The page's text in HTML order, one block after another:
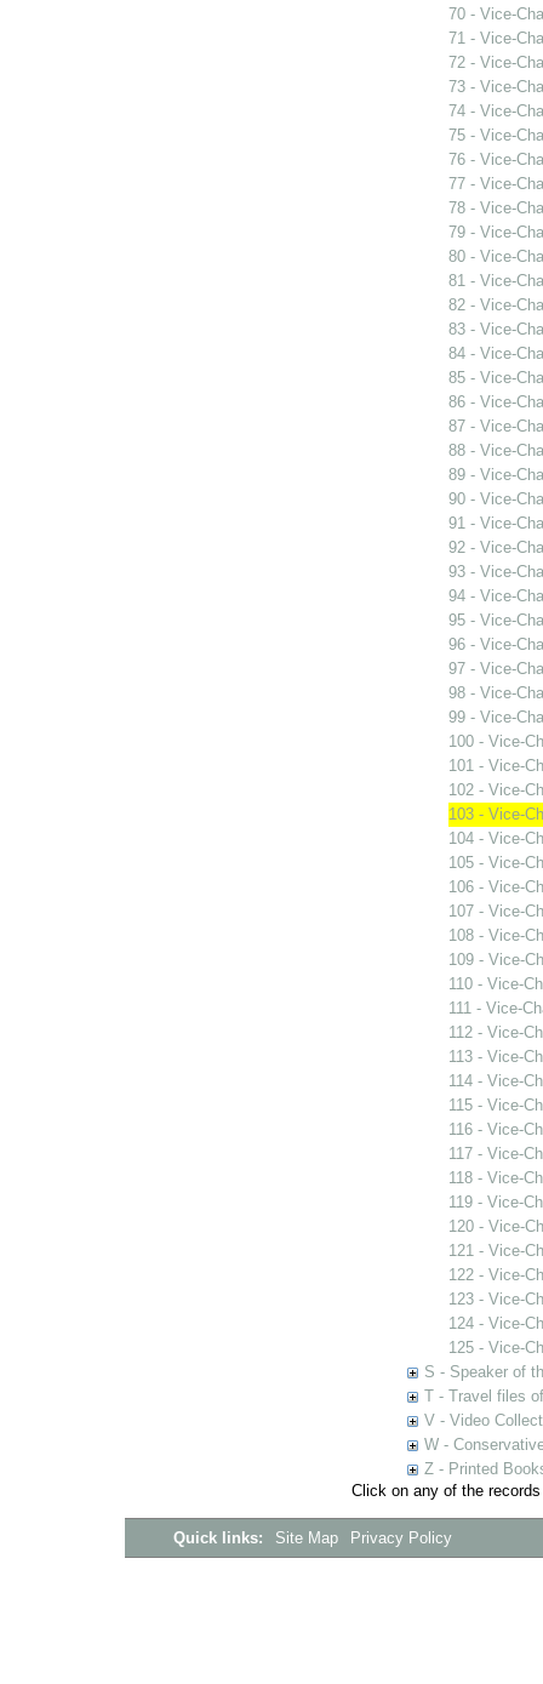
70 - Vice-
71 - Vice-
72 - Vice-
73 - Vice-
74 - Vice-
75 - Vice-
76 - Vice-
77 - Vice-
78 - Vice-
79 - Vice-
80 - Vice-
81 - Vice-
82 - Vice-
83 - Vice-
84 - Vice-
85 - Vice-
86 - Vice-
87 - Vice-
88 - Vice-
89 - Vice-
90 - Vice-
91 - Vice-
92 - Vice-
93 - Vice-
94 - Vice-
95 - Vice-
96 - Vice-
97 - Vice-
98 - Vice-
99 - Vice-
100 - Vice-
101 - Vice-
102 - Vice-
103 - Vice-
104 - Vice-
105 - Vice-
106 - Vice-
107 - Vice-
108 - Vice-
109 - Vice-
110 - Vice-
111 - Vice-
112 - Vice-
113 - Vice-
114 - Vice-
115 - Vice-
116 - Vice-
117 - Vice-
118 - Vice-
119 - Vice-
120 - Vice-
121 - Vice-
122 - Vice-
123 - Vice-
124 - Vice-
125 - Vice-
S - Speaker of
T - Travel files
V - Video
W -
Z - Printed
Click on any of the
Quick links: Site Map Privacy Policy